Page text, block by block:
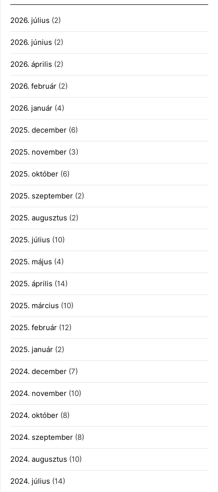
2026. július (2)
2026. június (2)
2026. április (2)
2026. február (2)
2026. január (4)
2025. december (6)
2025. november (3)
2025. október (6)
2025. szeptember (2)
2025. augusztus (2)
2025. július (10)
2025. május (4)
2025. április (14)
2025. március (10)
2025. február (12)
2025. január (2)
2024. december (7)
2024. november (10)
2024. október (8)
2024. szeptember (8)
2024. augusztus (10)
2024. július (14)